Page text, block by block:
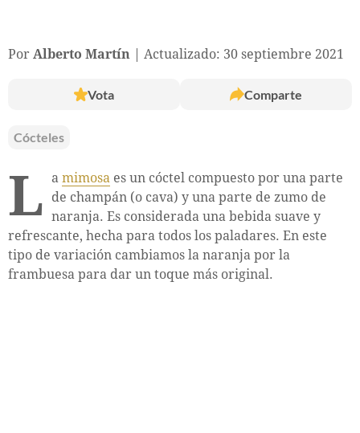
Por Alberto Martín Actualizado: 30 septiembre 2021
Vota Comparte
Cócteles
L a mimosa es un cóctel compuesto por una parte
de champán (o cava) y una parte de zumo de
naranja. Es considerada una bebida suave y
refrescante, hecha para todos los paladares. En este
tipo de variación cambiamos la naranja por la
frambuesa para dar un toque más original.